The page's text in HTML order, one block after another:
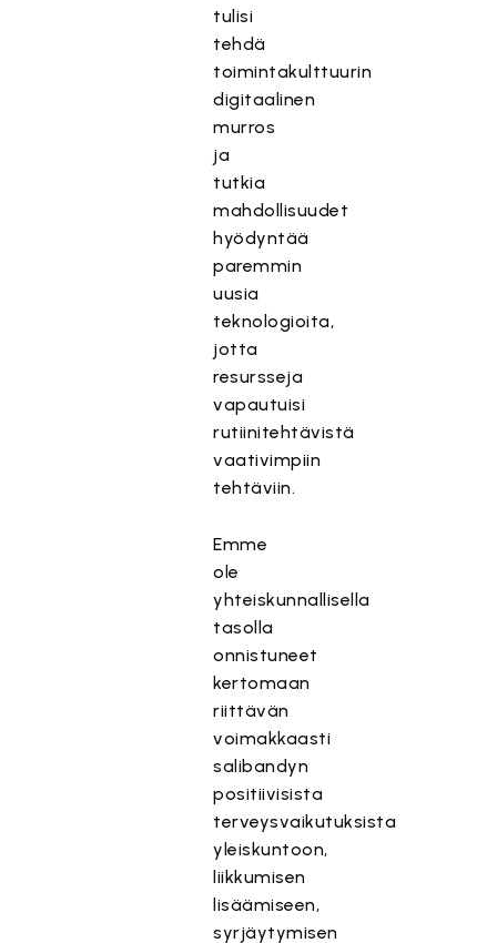
tulisi
tehdä
toimintakulttuurin
digitaalinen
murros
ja
tutkia
mahdollisuudet
hyödyntää
paremmin
uusia
teknologioita,
jotta
resursseja
vapautuisi
rutiinitehtävistä
vaativimpiin
tehtäviin.
Emme
ole
yhteiskunnallisella
tasolla
onnistuneet
kertomaan
riittävän
voimakkaasti
salibandyn
positiivisista
terveysvaikutuksista
yleiskuntoon,
liikkumisen
lisäämiseen,
syrjäytymisen